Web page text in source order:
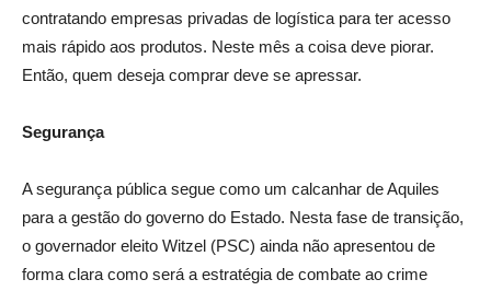
contratando empresas privadas de logística para ter acesso
mais rápido aos produtos. Neste mês a coisa deve piorar.
Então, quem deseja comprar deve se apressar.
Segurança
A segurança pública segue como um calcanhar de Aquiles
para a gestão do governo do Estado. Nesta fase de transição,
o governador eleito Witzel (PSC) ainda não apresentou de
forma clara como será a estratégia de combate ao crime